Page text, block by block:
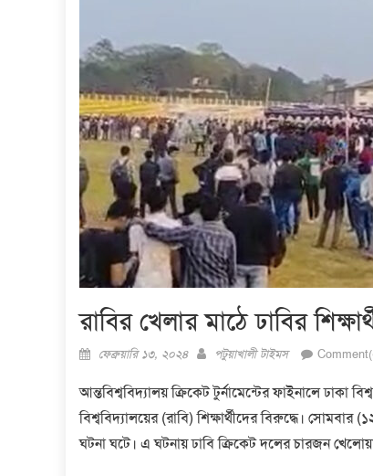
রাবির খেলার মাঠে ঢাবির
Posted
ফেব্রুয়ারি ১৩, ২০২৪ Author
পটুয়াখালী টাইমস
আন্তবিশ্ববিদ্যালয় ক্রিকেট টুর্নামেন্টের ফাইনালে
বিশ্ববিদ্যালয়ের (রাবি) শিক্ষার্থীদের বিরুদ্ধে।
ঘটনা ঘটে। এ ঘটনায় ঢাবি ক্রিকেট দলের চারজন